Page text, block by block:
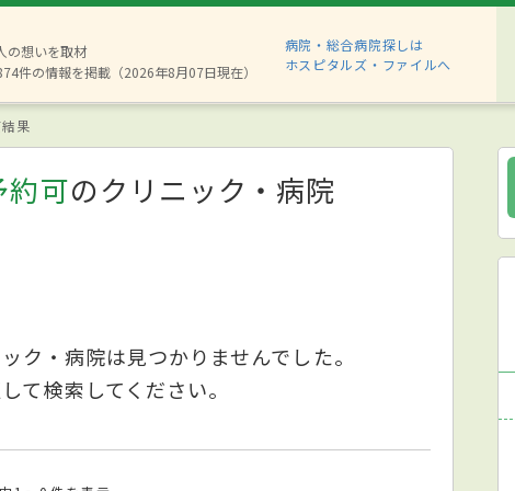
の想いを取材
件の情報を掲載（2026年8月07日現在）
病院・総合病院探しは
ホスピタルズ・ファイルへ
果
約可のクリニック・病院
ク・病院は見つかりませんでした。
て検索してください。